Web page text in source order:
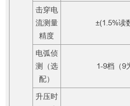
击穿电
流测量
精度
±(1.5%读
电弧侦
测（选
配）
1-9档（9
升压时